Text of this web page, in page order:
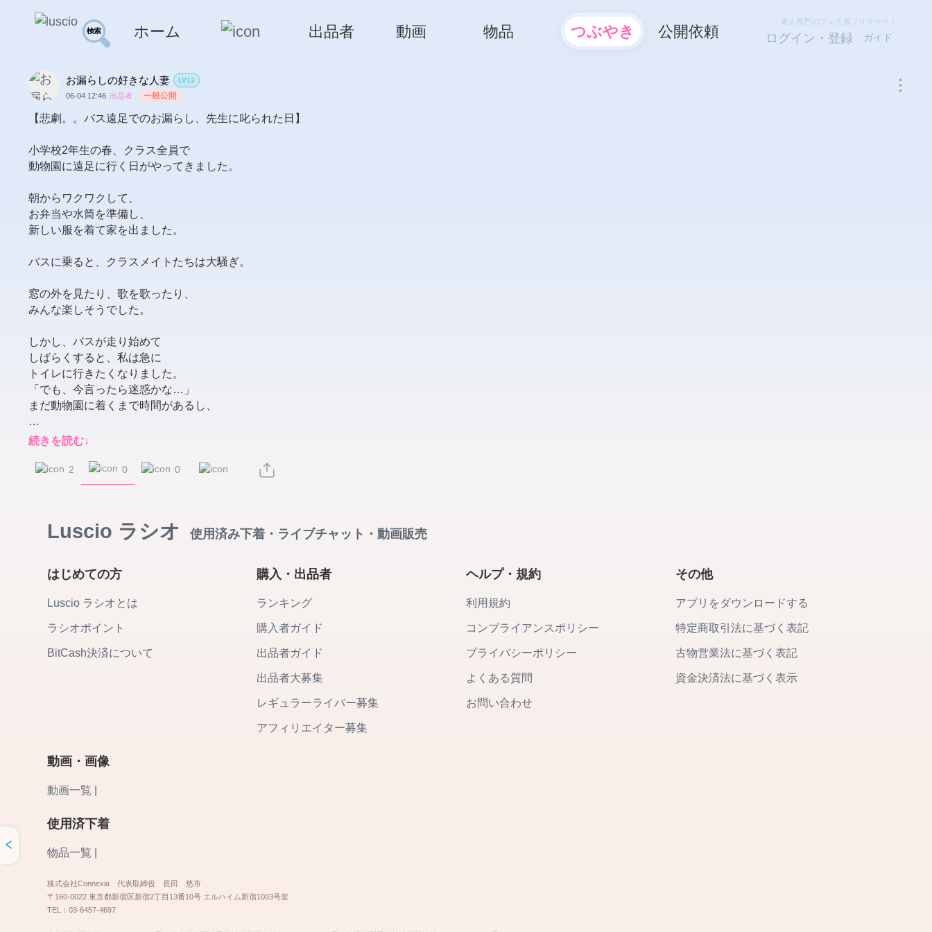
ホーム 出品者 動画 物品 つぶやき 公開依頼
素人専門のフェチ系フリマサイト
ログイン・登録 ガイド
お漏らしの好きな人妻 LV13
06-04 12:46 出品者 一般公開
【悲劇。。バス遠足でのお漏らし、先生に叱られた日】
小学校2年生の春、クラス全員で
動物園に遠足に行く日がやってきました。
朝からワクワクして、
お弁当や水筒を準備し、
新しい服を着て家を出ました。
バスに乗ると、クラスメイトたちは大騒ぎ。
窓の外を見たり、歌を歌ったり、
みんな楽しそうでした。
しかし、バスが走り始めて
しばらくすると、私は急に
トイレに行きたくなりました。
「でも、今言ったら迷惑かな…」
まだ動物園に着くまで時間があるし、
我慢できると思って言い出せませんでした。
先生もクラスメイトも私がトイレに
いないようでした。
必死に膀胱と戦っていました。
「あと少し、あと少し…」
でも、動物園に着く直前、
ついに膀胱が限界を迎えました。
「やばい、やばい…」
バスの中で私はお漏らしをしてしまいました。
私は顔が真っ赤になりました。
「どうしよう、どうしよう…」
「どうしたの？なんでそんな顔してるの？」
先生の声に、私はうつむくしか
続きを読む↓
2 0 0
Luscio ラシオ 使用済み下着・ライブチャット・動画販売
はじめての方
Luscio ラシオとは
ラシオポイント
BitCash決済について
購入・出品者
ランキング
購入者ガイド
出品者ガイド
出品者大募集
レギュラーライバー募集
アフィリエイター募集
ヘルプ・規約
利用規約
コンプライアンスポリシー
プライバシーポリシー
よくある質問
お問い合わせ
その他
アプリをダウンロードする
特定商取引法に基づく表記
古物営業法に基づく表記
資金決済法に基づく表示
動画・画像
動画一覧 |
使用済下着
物品一覧 |
株式会社Connexia 代表取締役 長田 悠市
〒160-0022 東京都新宿区新宿2丁目13番10号 エルハイム新宿1003号室
TEL：03-6457-4697